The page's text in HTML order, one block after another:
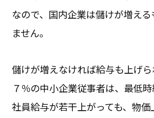
なので、国内企業は儲けが増える
ません。
儲けが増えなければ給与も上げら
７％の中小企業従事者は、最低
社員給与が若干上がっても、物